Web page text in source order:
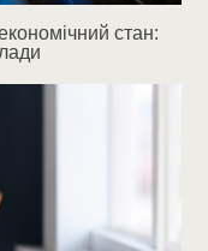
стан: